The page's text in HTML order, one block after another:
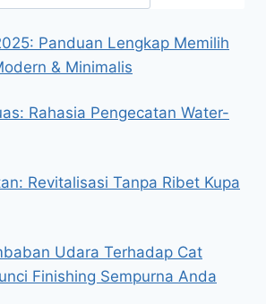
Panduan Lengkap Memilih
& Minimalis
Rahasia Pengecatan Water-
Revitalisasi Tanpa Ribet Kupa
Udara Terhadap Cat
Finishing Sempurna Anda